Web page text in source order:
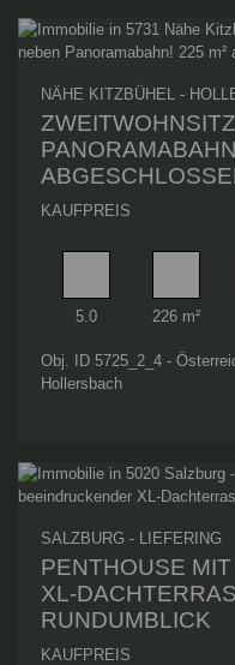
NÄHE KITZBÜHEL -
KAUFPREIS
Zimmer
5.0
226 m²
Obj. ID 5725_2_4 -
Hollersbach
SALZBURG - LIEFERING
PENTHOUSE
XL-
RUNDUMBLICK
KAUFPREIS